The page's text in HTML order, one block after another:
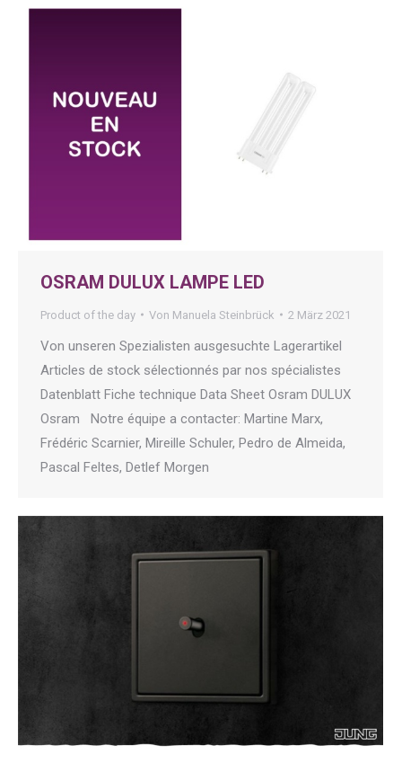
OSRAM DULUX LAMPE LED
Product of the day Von Manuela Steinbrück 2 März 2021
Von unseren Spezialisten ausgesuchte Lagerartikel
Articles de stock sélectionnés par nos spécialistes
Datenblatt Fiche technique Data Sheet Osram DULUX
Osram Notre équipe a contacter: Martine Marx,
Frédéric Scarnier, Mireille Schuler, Pedro de Almeida,
Pascal Feltes, Detlef Morgen